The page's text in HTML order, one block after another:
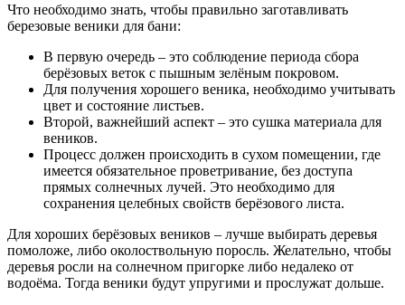
Что необходимо знать, чтобы правильно заготавливать
березовые веники для бани:
В первую очередь – это соблюдение периода сбора
берёзовых веток с пышным зелёным покровом.
Для получения хорошего веника, необходимо учитывать
цвет и состояние листьев.
Второй, важнейший аспект – это сушка материала для
веников.
Процесс должен происходить в сухом помещении, где
имеется обязательное проветривание, без доступа
прямых солнечных лучей. Это необходимо для
сохранения целебных свойств берёзового листа.
Для хороших берёзовых веников – лучше выбирать деревья
помоложе, либо околоствольную поросль. Желательно, чтобы
деревья росли на солнечном пригорке либо недалеко от
водоёма. Тогда веники будут упругими и прослужат дольше.